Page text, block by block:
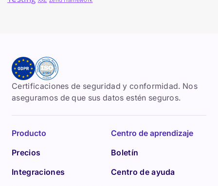
Certificaciones de seguridad y conformidad. Nos
aseguramos de que sus datos estén seguros.
Producto
Precios
Integraciones
Centro de aprendizaje
Boletín
Centro de ayuda